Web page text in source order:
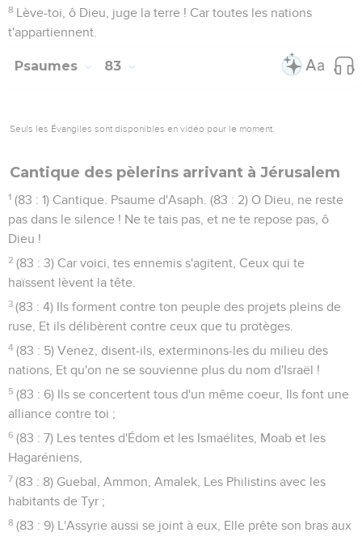
8 Lève-toi, ô Dieu, juge la terre ! Car toutes les nations
t'appartiennent.
Psaumes 83
Seuls les Évangiles sont disponibles en vidéo pour le moment.
Cantique des pèlerins arrivant à Jérusalem
1 (83 : 1) Cantique. Psaume d'Asaph. (83 : 2) O Dieu, ne reste
pas dans le silence ! Ne te tais pas, et ne te repose pas, ô
Dieu !
2 (83 : 3) Car voici, tes ennemis s'agitent, Ceux qui te
haïssent lèvent la tête.
3 (83 : 4) Ils forment contre ton peuple des projets pleins de
ruse, Et ils délibèrent contre ceux que tu protèges.
4 (83 : 5) Venez, disent-ils, exterminons-les du milieu des
nations, Et qu'on ne se souvienne plus du nom d'Israël !
5 (83 : 6) Ils se concertent tous d'un même coeur, Ils font une
alliance contre toi ;
6 (83 : 7) Les tentes d'Édom et les Ismaélites, Moab et les
Hagaréniens,
7 (83 : 8) Guebal, Ammon, Amalek, Les Philistins avec les
habitants de Tyr ;
8 (83 : 9) L'Assyrie aussi se joint à eux, Elle prête son bras aux